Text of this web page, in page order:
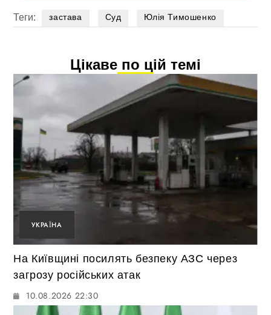
Теги: застава Суд Юлія Тимошенко
Цікаве по цій темі
УКРАЇНА
На Київщині посилять безпеку АЗС через
загрозу російських атак
10.08.2026 22:30